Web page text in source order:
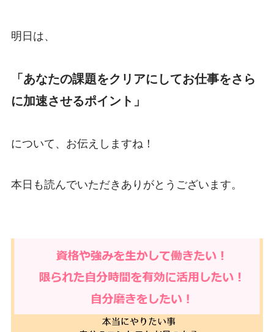
明日は、
「あなたの課題をクリアにしてお仕事をさら
に加速させるポイント」
について、お伝えしますね！
本日も読んでいただきありがとうございます。